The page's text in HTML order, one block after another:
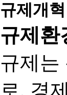
규제개혁
규제환
규제는
로, 경